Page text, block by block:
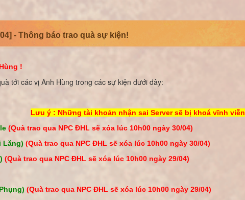
- Thông báo trao quà sự kiện!
!
tới các vị Anh Hùng trong các sự kiện dưới đây:
Lưu ý : Những tài khoản nhận sai Server sẽ bị khoá vĩnh viễn
(Quà trao qua NPC ĐHL sẽ xóa lúc 10h00 ngày 30/04)
Lăng) (Quà trao qua NPC ĐHL sẽ xóa lúc 10h00 ngày 30/04)
(Quà trao qua NPC ĐHL sẽ xóa lúc 10h00 ngày 29/04)
(Quà trao qua NPC ĐHL sẽ xóa lúc 10h00 ngày 29/04)